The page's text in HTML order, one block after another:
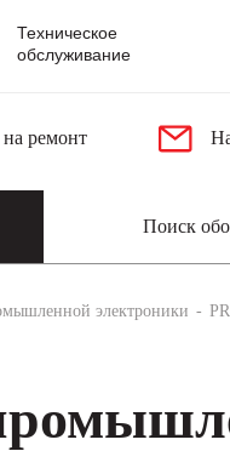
Техническое
обслуживание
на ремонт
электроники